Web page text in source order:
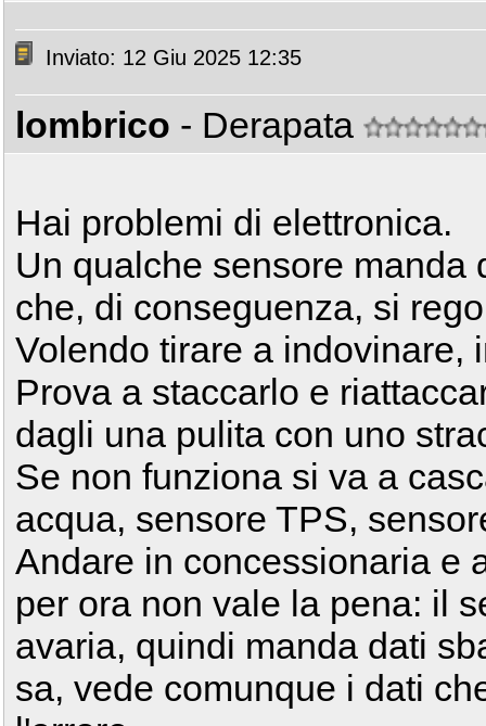
Inviato: 12 Giu 2025 12:35
lombrico - Derapata
Hai problemi di elettronica.
Un qualche sensore
che, di conseguenza, si
Volendo tirare a indovinare,
Prova a staccarlo e
dagli una pulita con uno
Se non funziona si va a
acqua, sensore TPS,
Andare in concessionaria e
per ora non vale la pena: il
avaria, quindi manda dati
sa, vede comunque i dati